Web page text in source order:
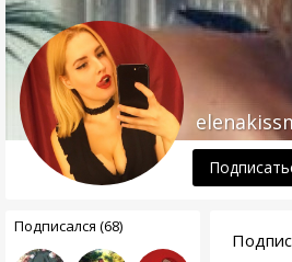
Подписался (68)